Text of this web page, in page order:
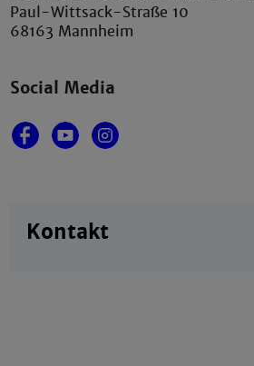
Paul-Wittsack-Straße 10
68163 Mannheim
Social Media
Kontakt